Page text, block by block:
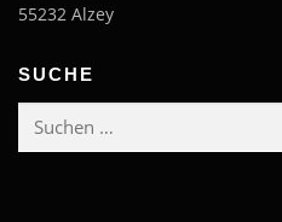
55232 Alzey
SUCHE
Suchen